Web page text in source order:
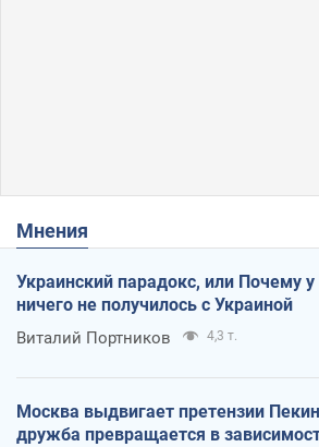
Мнения
Украинский парадокс, или Почему у
ничего не получилось с Украиной
Виталий Портников 4,3 т.
Москва выдвигает претензии
дружба превращается в